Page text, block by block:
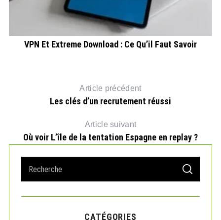
VPN Et Extreme Download : Ce Qu’il Faut Savoir
Article précédent
Les clés d’un recrutement réussi
Article suivant
Où voir L’île de la tentation Espagne en replay ?
a
r
S
A
C
CATÉGORIES